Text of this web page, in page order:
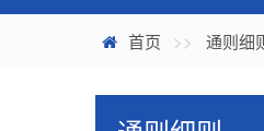
首页 通则细